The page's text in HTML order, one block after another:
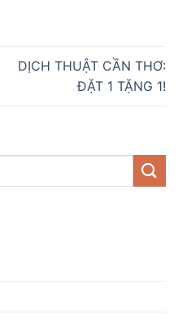
DỊCH THUẬT CẦN THƠ:
ĐẶT 1 TẶNG 1!